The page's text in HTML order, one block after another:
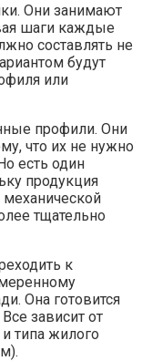
Они занимают
шаги каждые
составлять не
будут
или
профили. Они
что их не нужно
есть один
продукция
тщательно
к
Она готовится
зависит от
типа жилого